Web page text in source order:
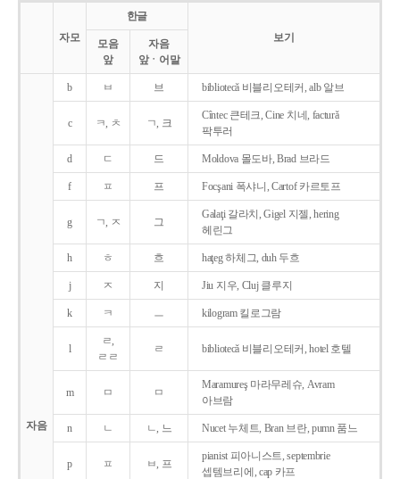
자모
한글
보기
모음
앞
자음
앞ㆍ어말
자음
b ㅂ 브 bibliotecǎ 비블리오테커, alb 알브
c ㅋ, ㅊ ㄱ, 크
Cîntec 큰테크, Cine 치네, facturǎ
팍투러
d ㄷ 드 Moldova 몰도바, Brad 브라드
f ㅍ 프 Focşani 폭샤니, Cartof 카르토프
g ㄱ, ㅈ 그
Galaţi 갈라치, Gigel 지젤, hering
헤린그
h ㅎ 흐 haţeg 하체그, duh 두흐
j ㅈ 지 Jiu 지우, Cluj 클루지
k ㅋ ㅡ kilogram 킬로그람
l
ㄹ,
ㄹㄹ
ㄹ bibliotecǎ 비블리오테커, hotel 호텔
m ㅁ ㅁ
Maramureş 마라무레슈, Avram
아브람
n ㄴ ㄴ, 느 Nucet 누체트, Bran 브란, pumn 품느
p ㅍ ㅂ, 프
pianist 피아니스트, septembrie
셉템브리에, cap 카프